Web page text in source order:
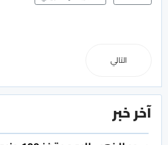
التالي
آخر خبر